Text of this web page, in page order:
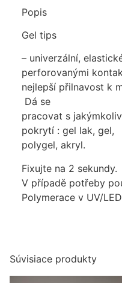
Popis
Gel tips
– univerzální,
perforovanými
nejlepší přilnavost k
Dá se
pracovat s
pokrytí : gel lak, gel,
polygel, akryl.
Fixujte na 2 sekundy.
V případě potřeby
Polymerace v UV/
Súvisiace produkty